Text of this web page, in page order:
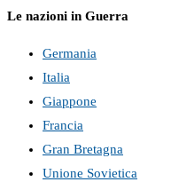
Le nazioni in Guerra
Germania
Italia
Giappone
Francia
Gran Bretagna
Unione Sovietica